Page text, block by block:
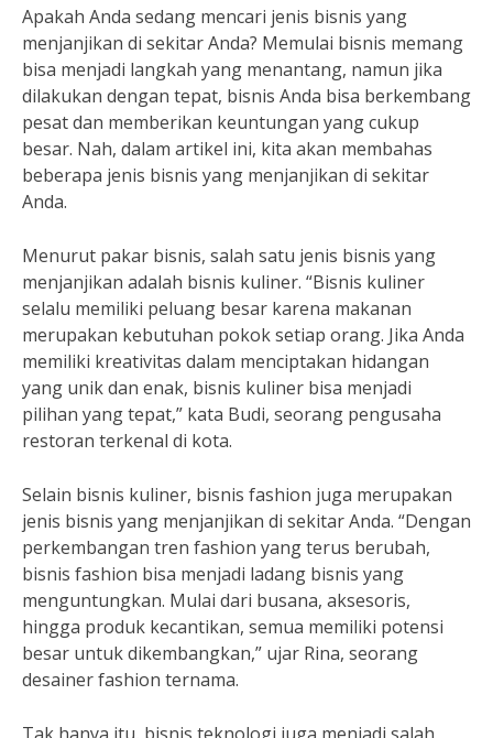
Apakah Anda sedang mencari jenis bisnis yang
menjanjikan di sekitar Anda? Memulai bisnis memang
bisa menjadi langkah yang menantang, namun jika
dilakukan dengan tepat, bisnis Anda bisa berkembang
pesat dan memberikan keuntungan yang cukup
besar. Nah, dalam artikel ini, kita akan membahas
beberapa jenis bisnis yang menjanjikan di sekitar
Anda.
Menurut pakar bisnis, salah satu jenis bisnis yang
menjanjikan adalah bisnis kuliner. “Bisnis kuliner
selalu memiliki peluang besar karena makanan
merupakan kebutuhan pokok setiap orang. Jika Anda
memiliki kreativitas dalam menciptakan hidangan
yang unik dan enak, bisnis kuliner bisa menjadi
pilihan yang tepat,” kata Budi, seorang pengusaha
restoran terkenal di kota.
Selain bisnis kuliner, bisnis fashion juga merupakan
jenis bisnis yang menjanjikan di sekitar Anda. “Dengan
perkembangan tren fashion yang terus berubah,
bisnis fashion bisa menjadi ladang bisnis yang
menguntungkan. Mulai dari busana, aksesoris,
hingga produk kecantikan, semua memiliki potensi
besar untuk dikembangkan,” ujar Rina, seorang
desainer fashion ternama.